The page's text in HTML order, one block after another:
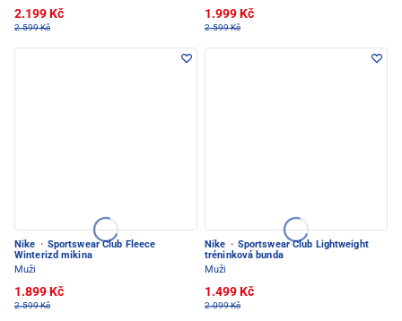
2.199 Kč
2.599 Kč
1.999 Kč
2.599 Kč
Nike · Sportswear Club Fleece
Winterizd mikina
Muži
1.899 Kč
2.599 Kč
Nike · Sportswear Club Lightweight
tréninková bunda
Muži
1.499 Kč
2.099 Kč